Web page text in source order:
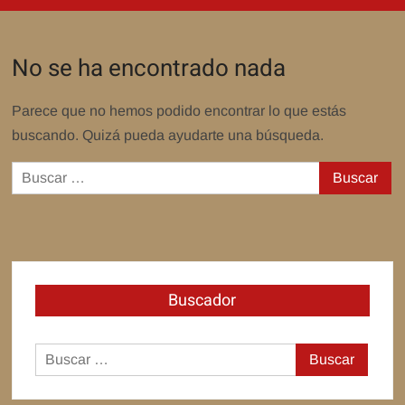
No se ha encontrado nada
Parece que no hemos podido encontrar lo que estás
buscando. Quizá pueda ayudarte una búsqueda.
Buscar:
Buscador
Buscar: